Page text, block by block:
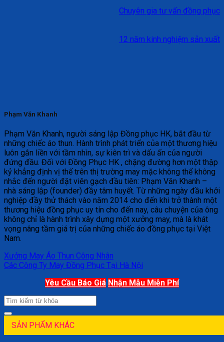
Chuyên gia tư vấn đồng phục
12 năm kinh nghiệm sản xuất
Phạm Văn Khanh
Phạm Văn Khanh, người sáng lập Đồng phục HK, bắt đầu từ
những chiếc áo thun. Hành trình phát triển của một thương hiệu
luôn gắn liền với tầm nhìn, sự kiên trì và dấu ấn của người
đứng đầu. Đối với Đồng Phục HK , chặng đường hơn một thập
kỷ khẳng định vị thế trên thị trường may mặc không thể không
nhắc đến người đặt viên gạch đầu tiên: Phạm Văn Khanh –
nhà sáng lập (founder) đầy tâm huyết. Từ những ngày đầu khởi
nghiệp đầy thử thách vào năm 2014 cho đến khi trở thành một
thương hiệu đồng phục uy tín cho đến nay, câu chuyện của ông
không chỉ là hành trình xây dựng một xưởng may, mà là khát
vọng nâng tầm giá trị của những chiếc áo đồng phục tại Việt
Nam.
Xưởng May Áo Thun Công Nhân
Các Công Ty May Đồng Phục Tại Hà Nội
Yêu Cầu Báo Giá Nhận Mẫu Miễn Phí
SẢN PHẨM KHÁC